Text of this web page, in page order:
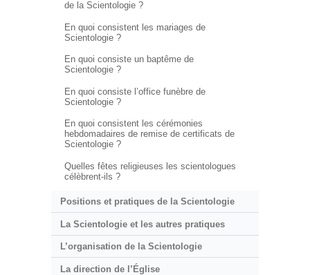
de la Scientologie ?
En quoi consistent les mariages de
Scientologie ?
En quoi consiste un baptême de
Scientologie ?
En quoi consiste l’office funèbre de
Scientologie ?
En quoi consistent les cérémonies
hebdomadaires de remise de certificats de
Scientologie ?
Quelles fêtes religieuses les scientologues
célèbrent-ils ?
Positions et pratiques de la Scientologie
La Scientologie et les autres pratiques
L’organisation de la Scientologie
La direction de l’Église